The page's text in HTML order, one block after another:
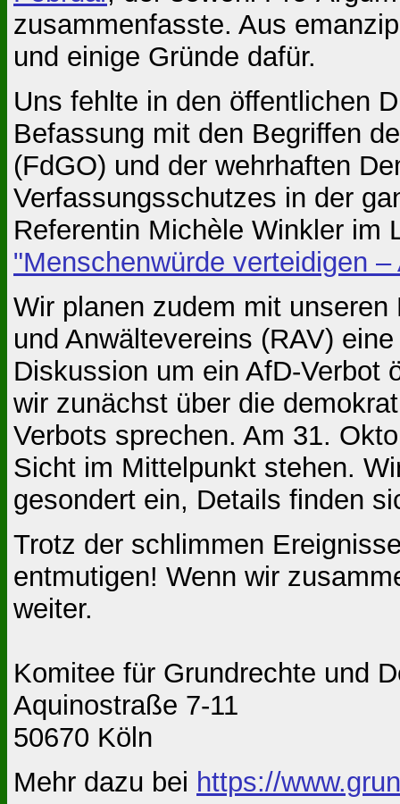
zusammenfasste. Aus
und einige Gründe dafür.
Uns fehlte in den öffentlichen
Befassung mit den Begriffen
(FdGO) und der wehrhaften
Verfassungsschutzes in der
Referentin Michèle Winkler im
"Menschenwürde verteidigen
Wir planen zudem mit
und Anwältevereins (RAV)
Diskussion um ein AfD-Verbot
wir zunächst über die
Verbots sprechen. Am 31.
Sicht im Mittelpunkt stehen.
gesondert ein, Details finden
Trotz der schlimmen
entmutigen! Wenn wir
weiter.
Komitee für Grundrechte und
Aquinostraße 7-11
50670 Köln
Mehr dazu bei https://